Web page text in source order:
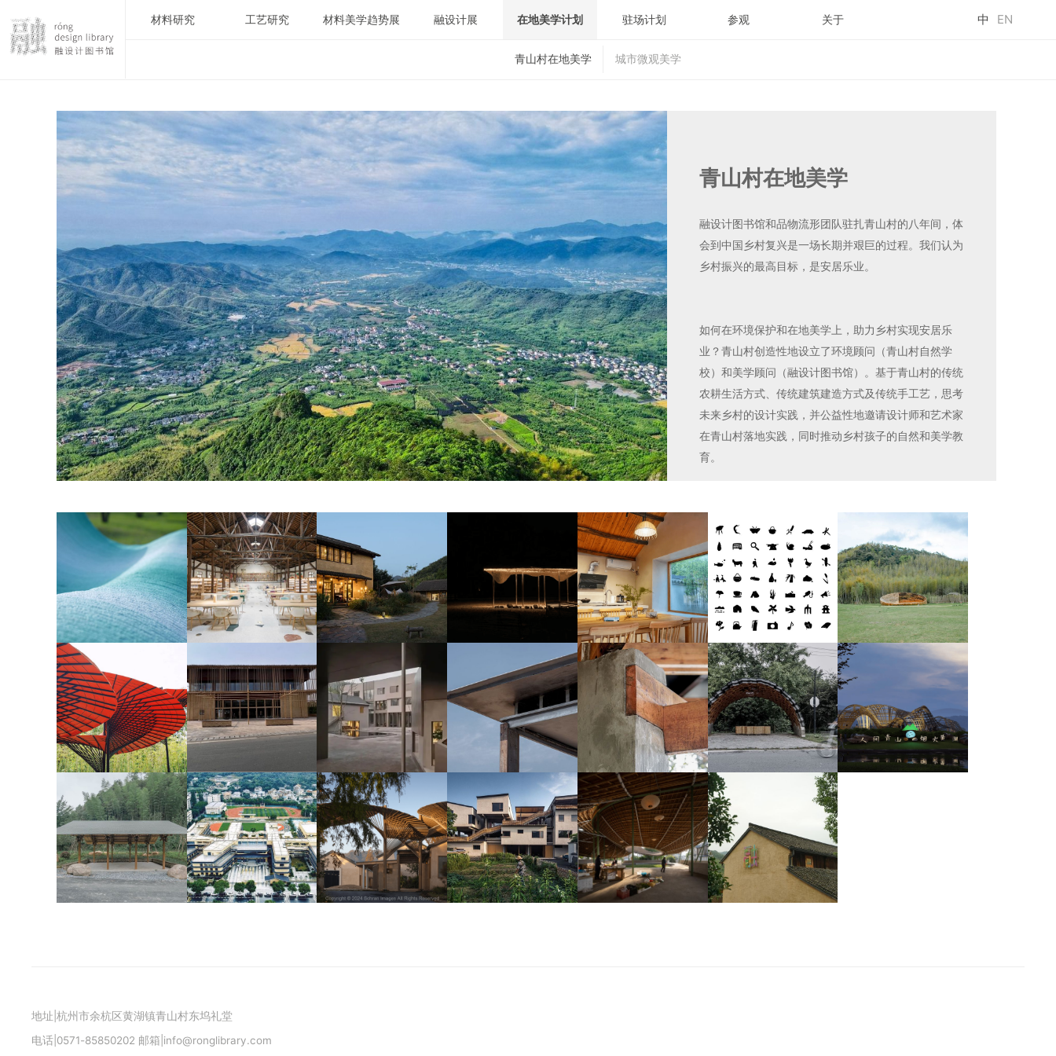
材料研究 工艺研究 材料美学趋势展 融设计展 在地美学计划
青山村在地美学 城市微观美学
驻场计划 参观 关于 中 EN
青山村在地美学
融设计图书馆和品物流形团队驻扎青山村的八年间，体
会到中国乡村复兴是一场长期并艰巨的过程。我们认为
乡村振兴的最高目标，是安居乐业。
如何在环境保护和在地美学上，助力乡村实现安居乐
业？青山村创造性地设立了环境顾问（青山村自然学
校）和美学顾问（融设计图书馆）。基于青山村的传统
农耕生活方式、传统建筑建造方式及传统手工艺，思考
未来乡村的设计实践，并公益性地邀请设计师和艺术家
在青山村落地实践，同时推动乡村孩子的自然和美学教
育。
实践中秉承着三个乡建原则【物尽其用、就地取材，实
用之美】和两个“不干预”原则【对村民的最小化干预，
对自然的最小化干预】，遵循“恢复传统建造方式并应
用当代设计语言进行创作”的方向，在青山村创新开展
乡村文化脉络和建筑肌理的保护。在寻找到最恰当的未
来乡村范式的过程中，以多元化产业为基础，共建具有
当地本色的未来乡村在地美学体系。
地址|杭州市余杭区黄湖镇青山村东坞礼堂
电话|0571-85850202 邮箱|info@ronglibrary.com